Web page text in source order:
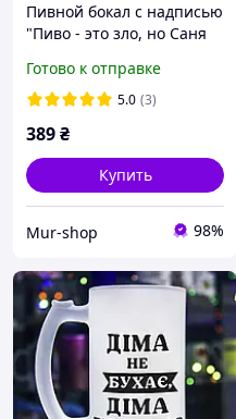
Пивной бокал с надписью
"Пиво - это зло, но Саня
Готово к отправке
5.0 (3)
389₴
Купить
Mur-shop 98%